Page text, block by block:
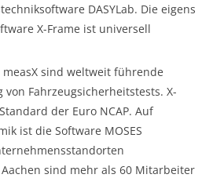
DASYLab. Die eigens
X-Frame ist universell
measX sind weltweit führende
Fahrzeugsicherheitstests. X-
der Euro NCAP. Auf
ist die Software MOSES
sind mehr als 60 Mitarbeiter